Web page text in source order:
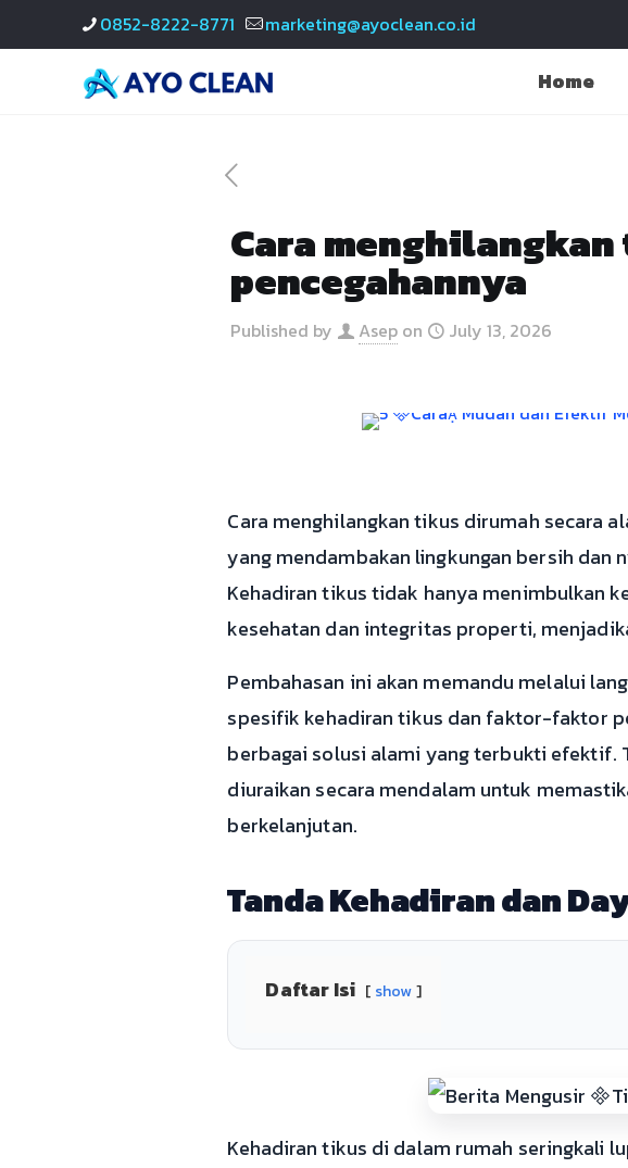
0852-8222-8771 marketing@ayoclean.co.id
Home
Cara
pencegahannya
Published by Asep on July 13, 2026
Cara menghilangkan tikus dirumah secara
yang mendambakan lingkungan bersih dan
Kehadiran tikus tidak hanya menimbulkan
kesehatan dan integritas properti,
Pembahasan ini akan memandu melalui
spesifik kehadiran tikus dan faktor-faktor
berbagai solusi alami yang terbukti efektif.
diuraikan secara mendalam untuk
berkelanjutan.
Tanda Kehadiran dan
Daftar Isi show
Kehadiran tikus di dalam rumah seringkali